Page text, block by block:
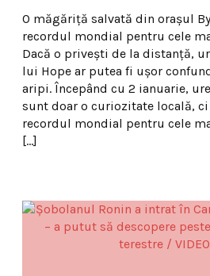
O măgăriță salvată din orașul
recordul mondial pentru cele
Dacă o privești de la distanță,
lui Hope ar putea fi ușor
aripi. Începând cu 2 ianuarie,
sunt doar o curiozitate locală,
recordul mondial pentru cele
[…]